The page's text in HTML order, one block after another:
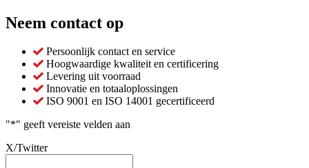
Neem contact op
Persoonlijk contact en service
Hoogwaardige kwaliteit en certificering
Levering uit voorraad
Innovatie en totaaloplossingen
ISO 9001 en ISO 14001 gecertificeerd
"*" geeft vereiste velden aan
X/Twitter